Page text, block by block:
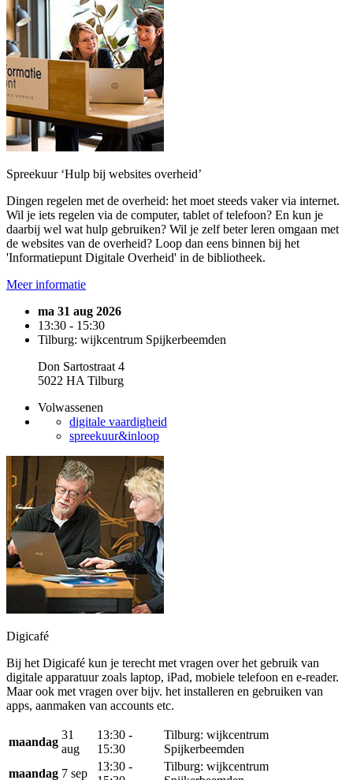
Spreekuur ‘Hulp bij websites overheid’
Dingen regelen met de overheid: het moet steeds vaker via internet.
Wil je iets regelen via de computer, tablet of telefoon? En kun je
daarbij wel wat hulp gebruiken? Wil je zelf beter leren omgaan met
de websites van de overheid? Loop dan eens binnen bij het
'Informatiepunt Digitale Overheid' in de bibliotheek.
Meer informatie
ma 31 aug 2026
13:30 - 15:30
Tilburg: wijkcentrum Spijkerbeemden
Don Sartostraat 4
5022 HA Tilburg
Volwassenen
digitale vaardigheid
spreekuur&inloop
Digicafé
Bij het Digicafé kun je terecht met vragen over het gebruik van
digitale apparatuur zoals laptop, iPad, mobiele telefoon en e-reader.
Maar ook met vragen over bijv. het installeren en gebruiken van
apps, aanmaken van accounts etc.
maandag
31
aug
13:30 -
15:30
Tilburg: wijkcentrum
Spijkerbeemden
maandag 7 sep
13:30 -
Tilburg: wijkcentrum